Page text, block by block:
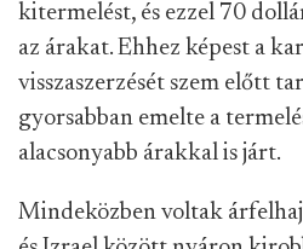
kitermelést, és ezzel 70
az árakat. Ehhez képest a
visszaszerzését szem előtt
gyorsabban emelte a
alacsonyabb árakkal is járt.
Mindeközben voltak